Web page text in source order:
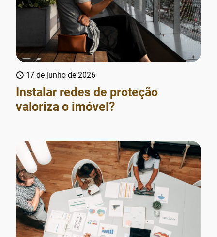
17 de junho de 2026
Instalar redes de proteção
valoriza o imóvel?